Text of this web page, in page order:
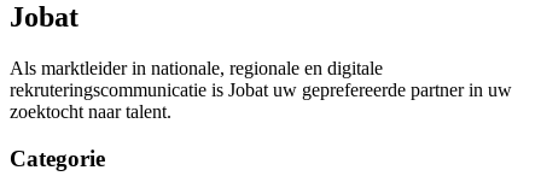
Jobat
Als marktleider in nationale, regionale en digitale
rekruteringscommunicatie is Jobat uw geprefereerde partner in uw
zoektocht naar talent.
Categorie